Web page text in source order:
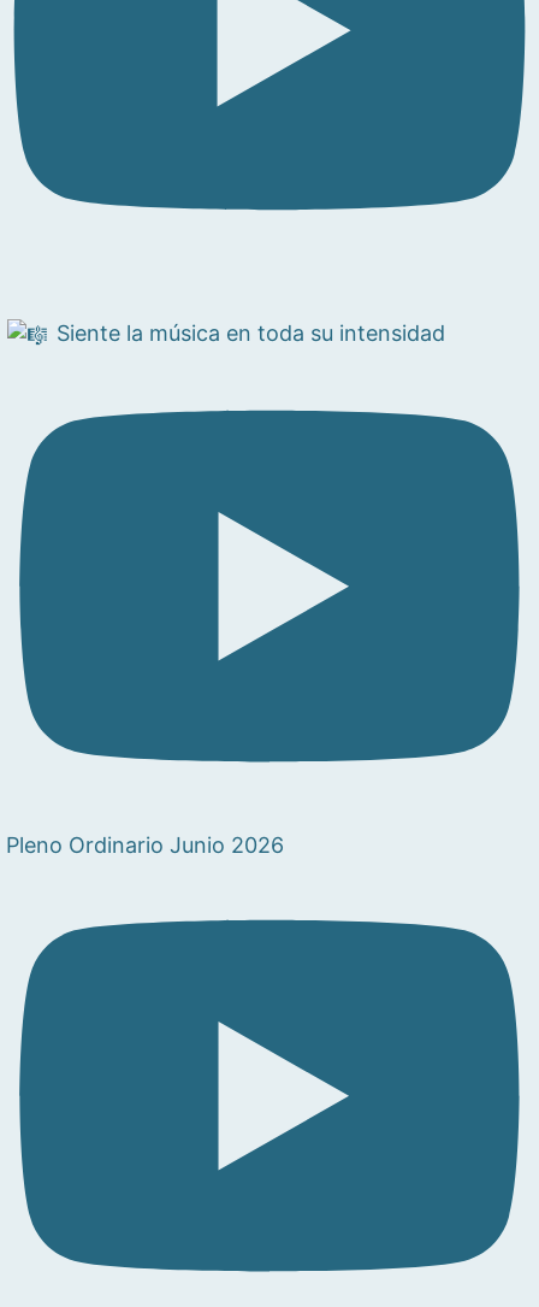
Siente la música en toda su intensidad
Pleno Ordinario Junio 2026